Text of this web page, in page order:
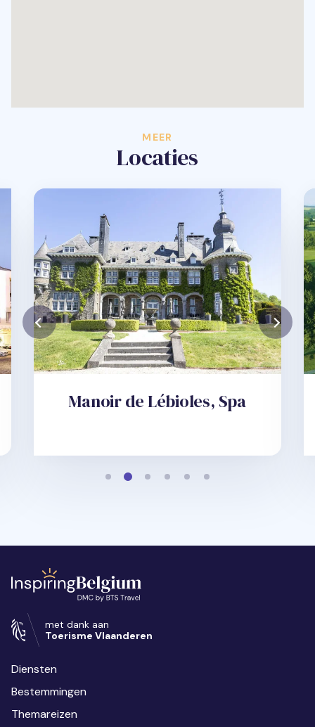
MEER
Locaties
Manoir de Lébioles, Spa
met dank aan
Toerisme Vlaanderen
Diensten
Bestemmingen
Themareizen